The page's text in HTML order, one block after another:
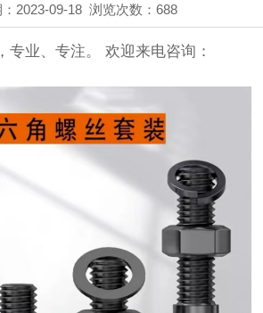
2023-09-18 浏览次数：688
专业、专注。 欢迎来电咨询：